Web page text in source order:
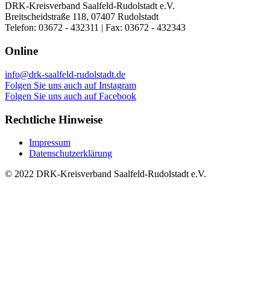
DRK-Kreisverband Saalfeld-Rudolstadt e.V.
Breitscheidstraße 118, 07407 Rudolstadt
Telefon: 03672 - 432311 | Fax: 03672 - 432343
Online
info@drk-saalfeld-rudolstadt.de
Folgen Sie uns auch auf Instagram
Folgen Sie uns auch auf Facebook
Rechtliche Hinweise
Impressum
Datenschutzerklärung
© 2022 DRK-Kreisverband Saalfeld-Rudolstadt e.V.